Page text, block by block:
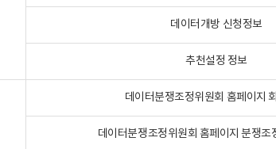
데이터개방 신청정보
추천설정 정보
데이터분쟁조정위원회 홈페이지
데이터분쟁조정위원회 홈페이지 분쟁조